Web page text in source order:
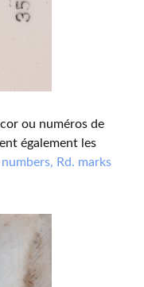
ou numéros de
également les
Rd. marks